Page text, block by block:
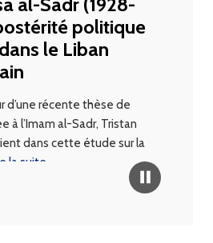
politique
le Liban
d’une récente thèse de
à l’Imam al-Sadr, Tristan
dans cette étude sur la
la suite